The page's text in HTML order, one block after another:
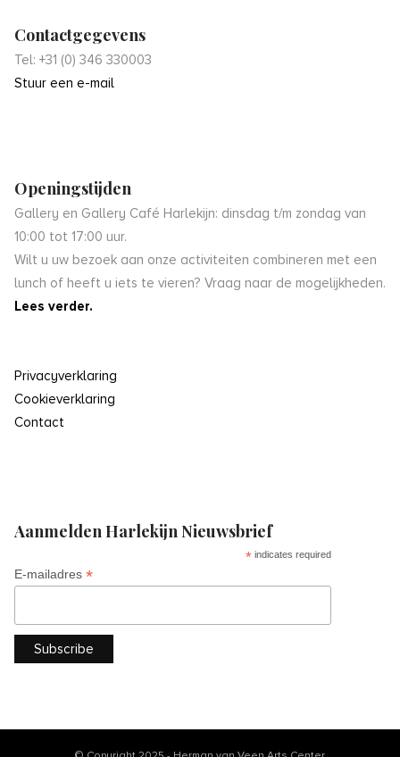
Contactgegevens
Tel: +31 (0) 346 330003
Stuur een e-mail
Openingstijden
Gallery en Gallery Café Harlekijn: dinsdag t/m zondag van
10:00 tot 17:00 uur.
Wilt u uw bezoek aan onze activiteiten combineren met een
lunch of heeft u iets te vieren? Vraag naar de mogelijkheden.
Lees verder.
Privacyverklaring
Cookieverklaring
Contact
Aanmelden Harlekijn Nieuwsbrief
* indicates required
E-mailadres *